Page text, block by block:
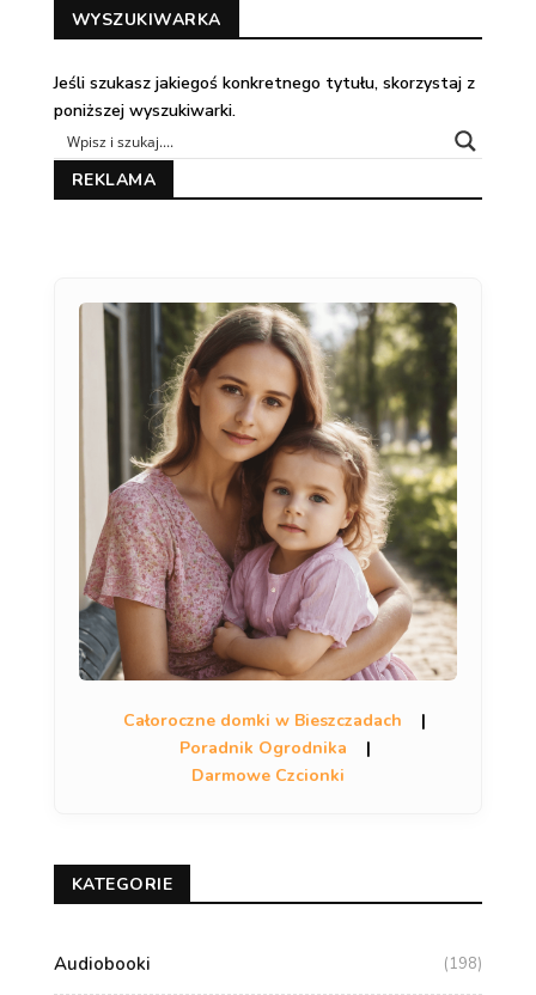
WYSZUKIWARKA
Jeśli szukasz jakiegoś konkretnego tytułu, skorzystaj z
poniższej wyszukiwarki.
REKLAMA
Całoroczne domki w Bieszczadach
|
Poradnik Ogrodnika
|
Darmowe Czcionki
KATEGORIE
Audiobooki (198)